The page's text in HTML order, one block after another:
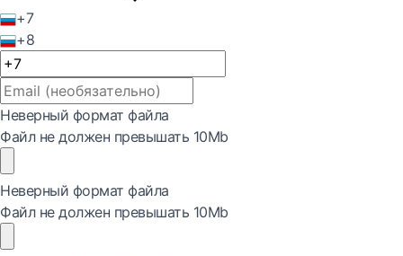
+7
+8
Неверный формат файла
Файл не должен превышать 10Mb
Неверный формат файла
Файл не должен превышать 10Mb